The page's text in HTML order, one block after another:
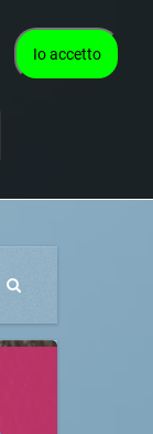
Io accetto